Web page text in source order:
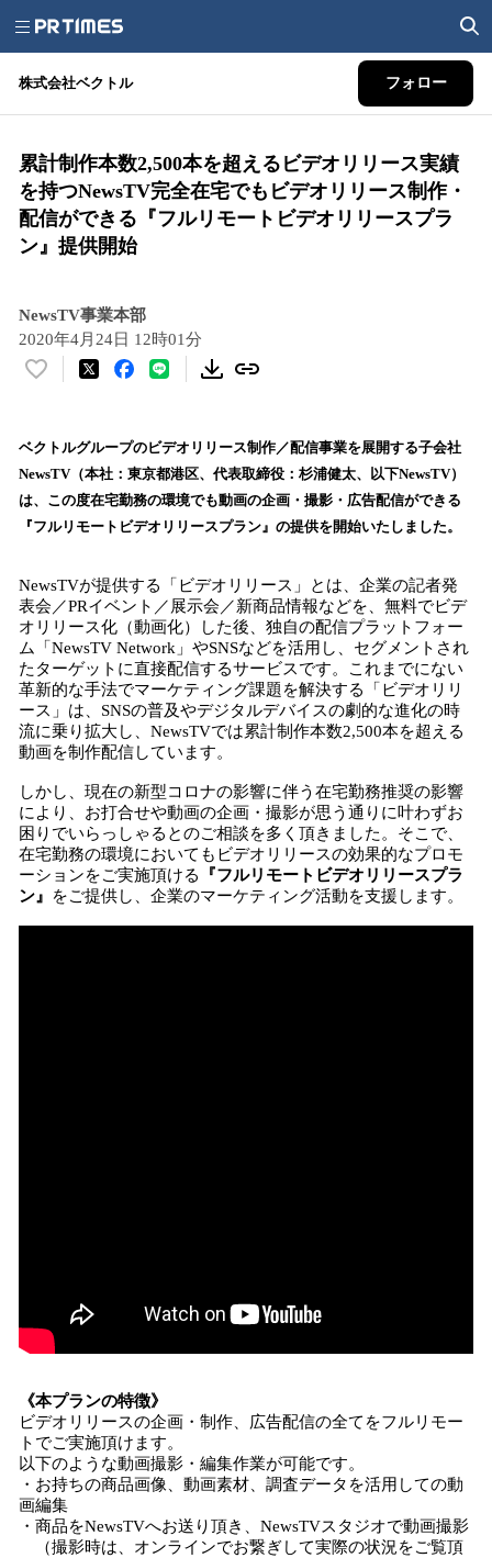
株式会社ベクトル フォロー
累計制作本数2,500本を超えるビデオリリース実績
を持つNewsTV完全在宅でもビデオリリース制作・
配信ができる『フルリモートビデオリリースプラ
ン』提供開始
NewsTV事業本部
2020年4月24日 12時01分
い
！
数
を
読
み
中
で
す
ベクトルグループのビデオリリース制作／配信事業を展開する子会社
NewsTV（本社：東京都港区、代表取締役：杉浦健太、以下NewsTV）
は、この度在宅勤務の環境でも動画の企画・撮影・広告配信ができる
『フルリモートビデオリリースプラン』の提供を開始いたしました。
NewsTVが提供する「ビデオリリース」とは、企業の記者発
表会／PRイベント／展示会／新商品情報などを、無料でビデ
オリリース化（動画化）した後、独自の配信プラットフォー
ム「NewsTV Network」やSNSなどを活用し、セグメントされ
たターゲットに直接配信するサービスです。これまでにない
革新的な手法でマーケティング課題を解決する「ビデオリリ
ース」は、SNSの普及やデジタルデバイスの劇的な進化の時
流に乗り拡大し、NewsTVでは累計制作本数2,500本を超える
動画を制作配信しています。
しかし、現在の新型コロナの影響に伴う在宅勤務推奨の影響
により、お打合せや動画の企画・撮影が思う通りに叶わずお
困りでいらっしゃるとのご相談を多く頂きました。そこで、
在宅勤務の環境においてもビデオリリースの効果的なプロモ
ーションをご実施頂ける
『フルリモートビデオリリースプラ
ン』
をご提供し、企業のマーケティング活動を支援します。
《本プランの特徴》
ビデオリリースの企画・制作、広告配信の全てをフルリモー
トでご実施頂けます。
以下のような動画撮影・編集作業が可能です。
・お持ちの商品画像、動画素材、調査データを活用しての動
画編集
・商品をNewsTVへお送り頂き、NewsTVスタジオで動画撮影
（撮影時は、オンラインでお繋ぎして実際の状況をご覧頂